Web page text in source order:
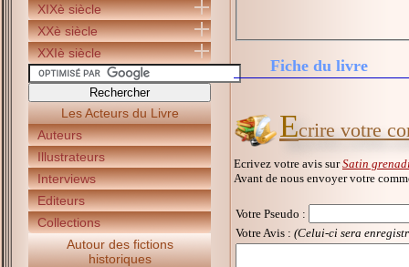
XIXè siècle
XXè siècle
XXIè siècle
Les Acteurs du Livre
Auteurs
Illustrateurs
Interviews
Editeurs
Collections
Autour des fictions
historiques
Fiche du livre
Ecrire votre
Ecrivez votre avis surSatin
Avant de nous envoyer votre
Votre Pseudo :
Votre Avis : (Celui-ci sera